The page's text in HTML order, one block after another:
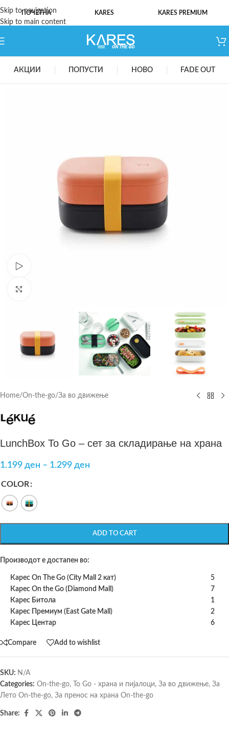
Skip to navigation
Skip to main content
ПОЧЕТНА KARES KARES PREMIUM
АКЦИИ ПОПУСТИ НОВО FADE OUT
Home/On-the-go/За во движење
LunchBox To Go – сет за складирање на храна
1.199 ден – 1.299 ден
COLOR
ADD TO CART
Производот е достапен во:
Карес On The Go (City Mall 2 кат)
5
Карес On the Go (Diamond Mall)
7
Карес Битола
1
Карес Премиум (East Gate Mall)
2
Карес Центар
6
Compare Add to wishlist
SKU: N/A
Categories: On-the-go, To Go - храна и пијалоци, За во движење, За
Лето On-the-go, За пренос на храна On-the-go
Share: